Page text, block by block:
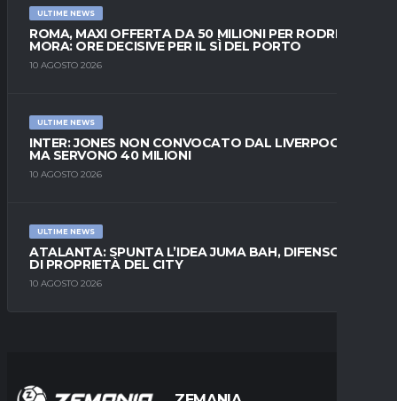
ULTIME NEWS
ROMA, MAXI OFFERTA DA 50 MILIONI PER RODRIGO
MORA: ORE DECISIVE PER IL SÌ DEL PORTO
10 AGOSTO 2026
ULTIME NEWS
INTER: JONES NON CONVOCATO DAL LIVERPOOL,
MA SERVONO 40 MILIONI
10 AGOSTO 2026
ULTIME NEWS
ATALANTA: SPUNTA L’IDEA JUMA BAH, DIFENSORE
DI PROPRIETÀ DEL CITY
10 AGOSTO 2026